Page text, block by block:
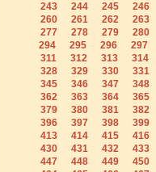
243
244 245 246
260
261 262 263
277
278 279 280
294
295 296 297
311
312 313 314
328
329 330 331
345
346 347 348
362
363 364 365
379
380 381 382
396
397 398 399
413
414 415 416
430
431 432 433
447
448 449 450